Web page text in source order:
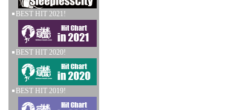
BEST HIT 2021!
BEST HIT 2020!
BEST HIT 2019!